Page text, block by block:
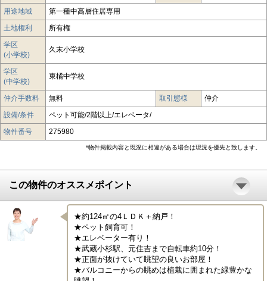
用途地域
第一種中高層住居専用
土地権利
所有権
学区
(小学校)
久末小学校
学区
(中学校)
東橘中学校
仲介手数料 無料 取引態様
仲介
設備/条件
ペット可能/2階以上/エレベータ/
物件番号
275980
*物件掲載内容と現況に相違がある場合は現況を優先と致します。
この物件のオススメポイント
★約124㎡の4ＬＤＫ＋納戸！
★ペット飼育可！
★エレベーター有り！
★武蔵小杉駅、元住吉まで自転車約10分！
★正面が抜けていて眺望の良いお部屋！
★バルコニーからの眺めは植栽に囲まれた緑豊かな